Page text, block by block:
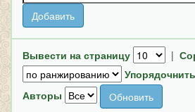
Вывести на страницу |
Упорядочнить
Авторы